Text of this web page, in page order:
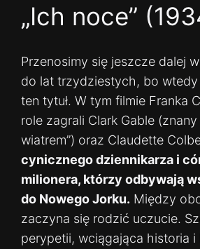
„Ich noce”
Przenosimy się jeszcze dalej
do lat trzydziestych, bo wtedy
ten tytuł. W tym filmie Franka
role zagrali Clark Gable (znany
wiatrem”) oraz Claudette
cynicznego dziennikarza i
milionera, którzy odbywają
do Nowego Jorku. Między
zaczyna się rodzić uczucie.
perypetii, wciągająca historia